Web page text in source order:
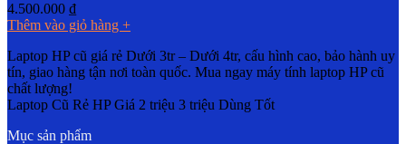
4.500.000 ₫
Thêm vào giỏ hàng +
Laptop HP cũ giá rẻ Dưới 3tr – Dưới 4tr, cấu hình cao, bảo hành uy
tín, giao hàng tận nơi toàn quốc. Mua ngay máy tính laptop HP cũ
chất lượng!
Laptop Cũ Rẻ HP Giá 2 triệu 3 triệu Dùng Tốt
Mục sản phẩm